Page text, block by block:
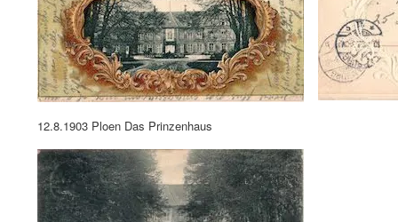
12.8.1903 Ploen Das Prinzenhaus